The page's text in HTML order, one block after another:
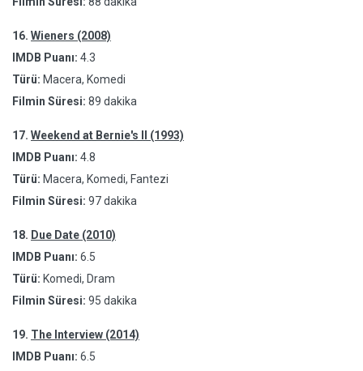
16. Wieners (2008)
IMDB Puanı: 4.3
Türü: Macera, Komedi
Filmin Süresi: 89 dakika
17. Weekend at Bernie's II (1993)
IMDB Puanı: 4.8
Türü: Macera, Komedi, Fantezi
Filmin Süresi: 97 dakika
18. Due Date (2010)
IMDB Puanı: 6.5
Türü: Komedi, Dram
Filmin Süresi: 95 dakika
19. The Interview (2014)
IMDB Puanı: 6.5